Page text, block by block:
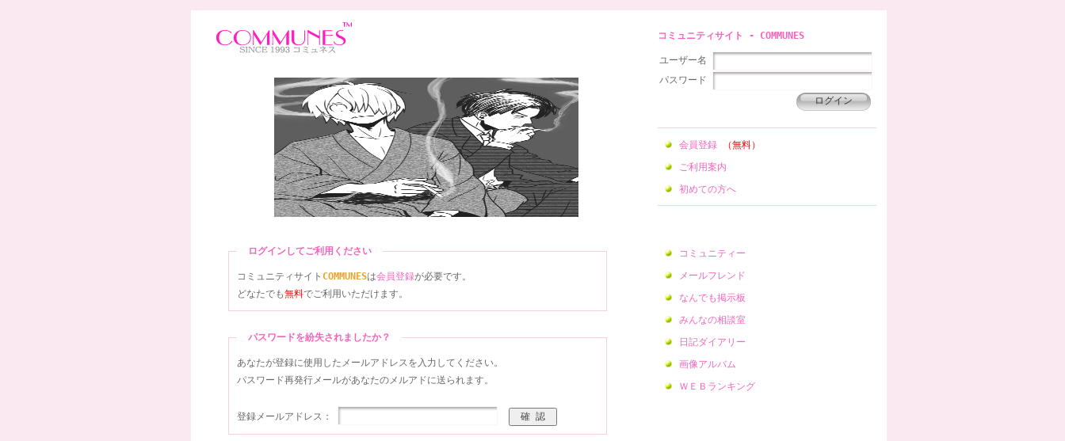
コミュニティサイト - COMMUNES
ユーザー名
パスワード
会員登録
（無料）
ご利用案内
初めての方へ
ログインしてご利用ください
コミュニティサイト COMMUNESは会員登録が必要です。
どなたでも無料でご利用いただけます。
パスワードを紛失されましたか？
あなたが登録に使用したメールアドレスを入力してください。
パスワード再発行メールがあなたのメルアドに送られます。
登録メールアドレス：
コミュニティー
メールフレンド
なんでも掲示板
みんなの相談室
日記ダイアリー
画像アルバム
ＷＥＢランキング